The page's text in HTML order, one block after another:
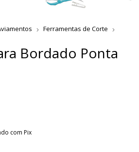
Ferramentas de Corte
Bordado Ponta
com Pix